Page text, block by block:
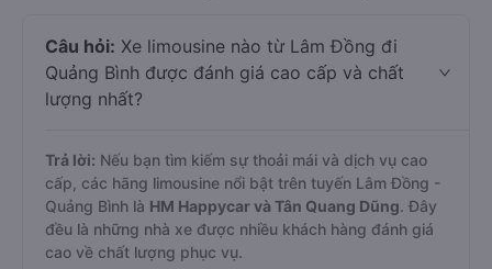
Câu hỏi: Xe limousine nào từ Lâm Đồng đi
Quảng Bình được đánh giá cao cấp và chất
lượng nhất?
Trả lời: Nếu bạn tìm kiếm sự thoải mái và dịch vụ cao
cấp, các hãng limousine nổi bật trên tuyến Lâm Đồng -
Quảng Bình là HM Happycar và Tân Quang Dũng. Đây
đều là những nhà xe được nhiều khách hàng đánh giá
cao về chất lượng phục vụ.